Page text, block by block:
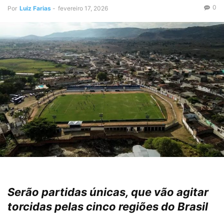
Por Luiz Farias - fevereiro 17, 2026 0
Serão partidas únicas, que vão agitar
torcidas pelas cinco regiões do Brasil